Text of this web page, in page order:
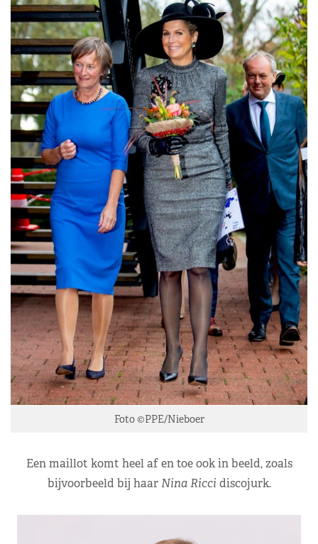
Foto ©PPE/Nieboer
Een maillot komt heel af en toe ook in beeld, zoals
bijvoorbeeld bij haarNina Ricci discojurk.